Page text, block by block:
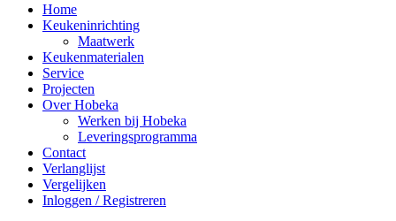
Home
Keukeninrichting
Maatwerk
Keukenmaterialen
Service
Projecten
Over Hobeka
Werken bij Hobeka
Leveringsprogramma
Contact
Verlanglijst
Vergelijken
Inloggen / Registreren